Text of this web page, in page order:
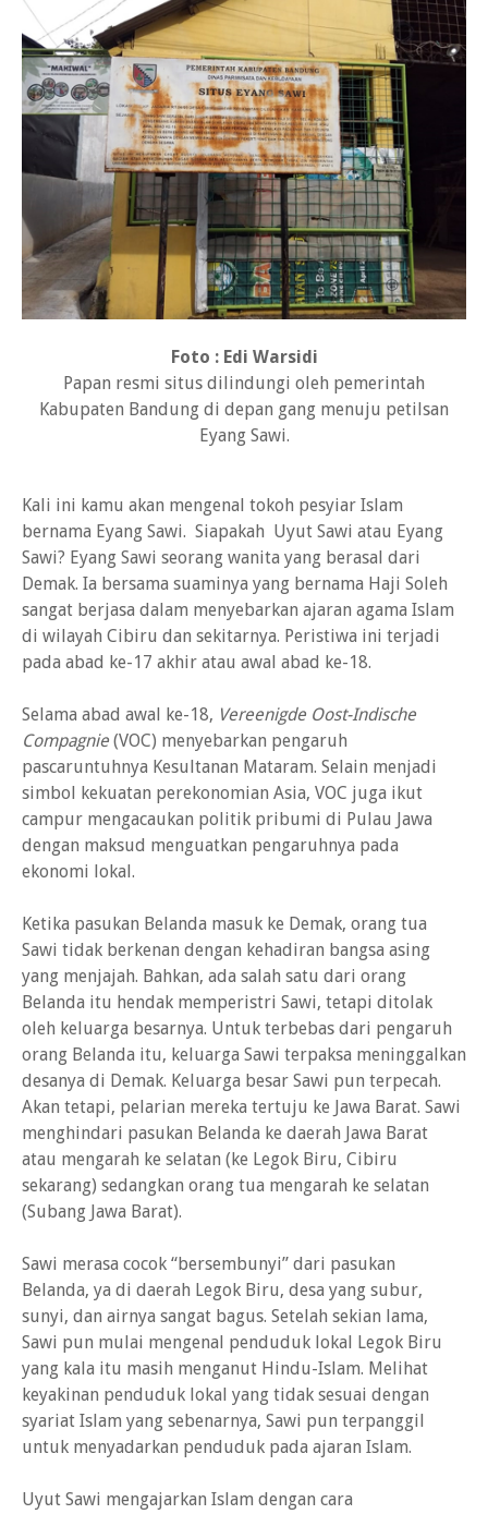
Foto : Edi Warsidi
Papan resmi situs dilindungi oleh pemerintah
Kabupaten Bandung di depan gang menuju petilsan
Eyang Sawi.
Kali ini kamu akan mengenal tokoh pesyiar Islam
bernama Eyang Sawi. Siapakah Uyut Sawi atau Eyang
Sawi? Eyang Sawi seorang wanita yang berasal dari
Demak. Ia bersama suaminya yang bernama Haji Soleh
sangat berjasa dalam menyebarkan ajaran agama Islam
di wilayah Cibiru dan sekitarnya. Peristiwa ini terjadi
pada abad ke-17 akhir atau awal abad ke-18.
Selama abad awal ke-18, Vereenigde Oost-Indische
Compagnie (VOC) menyebarkan pengaruh
pascaruntuhnya Kesultanan Mataram. Selain menjadi
simbol kekuatan perekonomian Asia, VOC juga ikut
campur mengacaukan politik pribumi di Pulau Jawa
dengan maksud menguatkan pengaruhnya pada
ekonomi lokal.
Ketika pasukan Belanda masuk ke Demak, orang tua
Sawi tidak berkenan dengan kehadiran bangsa asing
yang menjajah. Bahkan, ada salah satu dari orang
Belanda itu hendak memperistri Sawi, tetapi ditolak
oleh keluarga besarnya. Untuk terbebas dari pengaruh
orang Belanda itu, keluarga Sawi terpaksa meninggalkan
desanya di Demak. Keluarga besar Sawi pun terpecah.
Akan tetapi, pelarian mereka tertuju ke Jawa Barat. Sawi
menghindari pasukan Belanda ke daerah Jawa Barat
atau mengarah ke selatan (ke Legok Biru, Cibiru
sekarang) sedangkan orang tua mengarah ke selatan
(Subang Jawa Barat).
Sawi merasa cocok “bersembunyi” dari pasukan
Belanda, ya di daerah Legok Biru, desa yang subur,
sunyi, dan airnya sangat bagus. Setelah sekian lama,
Sawi pun mulai mengenal penduduk lokal Legok Biru
yang kala itu masih menganut Hindu-Islam. Melihat
keyakinan penduduk lokal yang tidak sesuai dengan
syariat Islam yang sebenarnya, Sawi pun terpanggil
untuk menyadarkan penduduk pada ajaran Islam.
Uyut Sawi mengajarkan Islam dengan cara